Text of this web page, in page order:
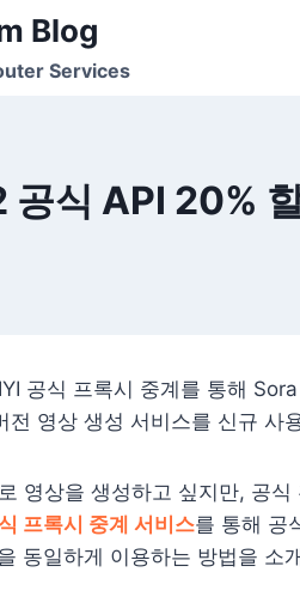
Blog
Services
공식 API 20%
공식 프록시 중계를 통해
전 영상 생성 서비스를 신규 사
영상을 생성하고 싶지만, 공
프록시 중계 서비스를 통해 공
동일하게 이용하는 방법을 소